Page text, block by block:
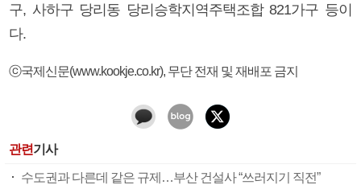
구, 사하구 당리동 당리승학지역주택조합 821가구 등이
다.
ⓒ국제신문(www.kookje.co.kr), 무단 전재 및 재배포 금지
관련기사
수도권과 다른데 같은 규제…부산 건설사 “쓰러지기 직전”